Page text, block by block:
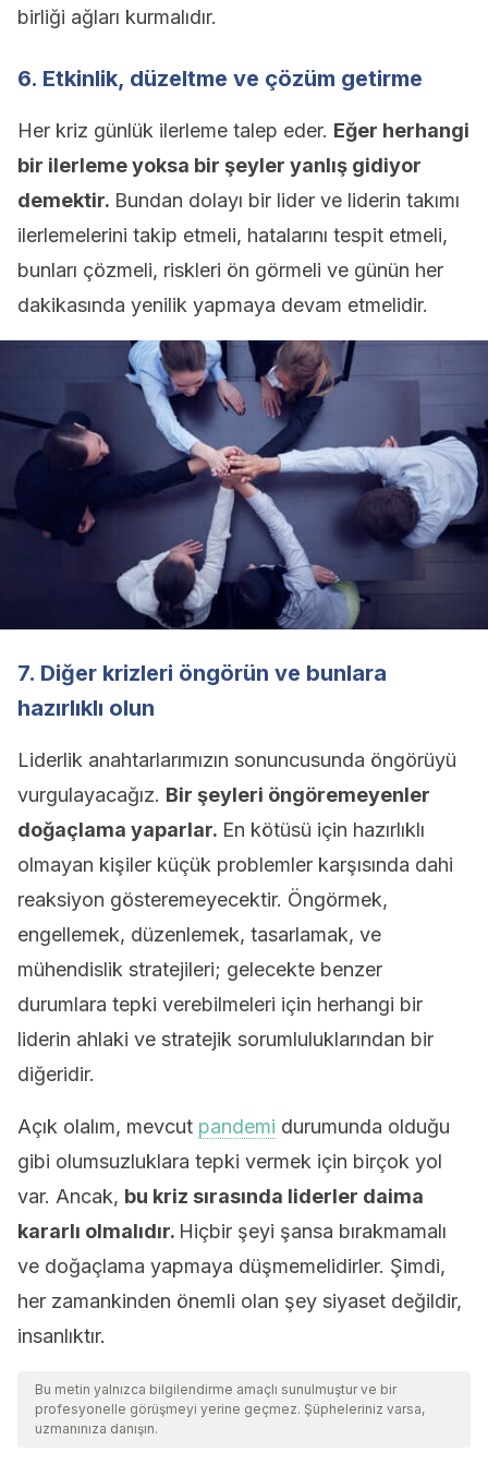
birliği ağları kurmalıdır.
6. Etkinlik, düzeltme ve çözüm getirme
Her kriz günlük ilerleme talep eder. Eğer herhangi
bir ilerleme yoksa bir şeyler yanlış gidiyor
demektir. Bundan dolayı bir lider ve liderin takımı
ilerlemelerini takip etmeli, hatalarını tespit etmeli,
bunları çözmeli, riskleri ön görmeli ve günün her
dakikasında yenilik yapmaya devam etmelidir.
7. Diğer krizleri öngörün ve bunlara
hazırlıklı olun
Liderlik anahtarlarımızın sonuncusunda öngörüyü
vurgulayacağız. Bir şeyleri öngöremeyenler
doğaçlama yaparlar. En kötüsü için hazırlıklı
olmayan kişiler küçük problemler karşısında dahi
reaksiyon gösteremeyecektir. Öngörmek,
engellemek, düzenlemek, tasarlamak, ve
mühendislik stratejileri; gelecekte benzer
durumlara tepki verebilmeleri için herhangi bir
liderin ahlaki ve stratejik sorumluluklarından bir
diğeridir.
Açık olalım, mevcut pandemi durumunda olduğu
gibi olumsuzluklara tepki vermek için birçok yol
var. Ancak, bu kriz sırasında liderler daima
kararlı olmalıdır. Hiçbir şeyi şansa bırakmamalı
ve doğaçlama yapmaya düşmemelidirler. Şimdi,
her zamankinden önemli olan şey siyaset değildir,
insanlıktır.
Bu metin yalnızca bilgilendirme amaçlı sunulmuştur ve bir
profesyonelle görüşmeyi yerine geçmez. Şüpheleriniz varsa,
uzmanınıza danışın.